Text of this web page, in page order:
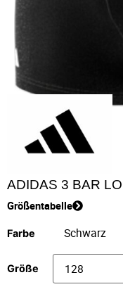
ADIDAS 3 BAR
Größentabelle
Farbe
Größe